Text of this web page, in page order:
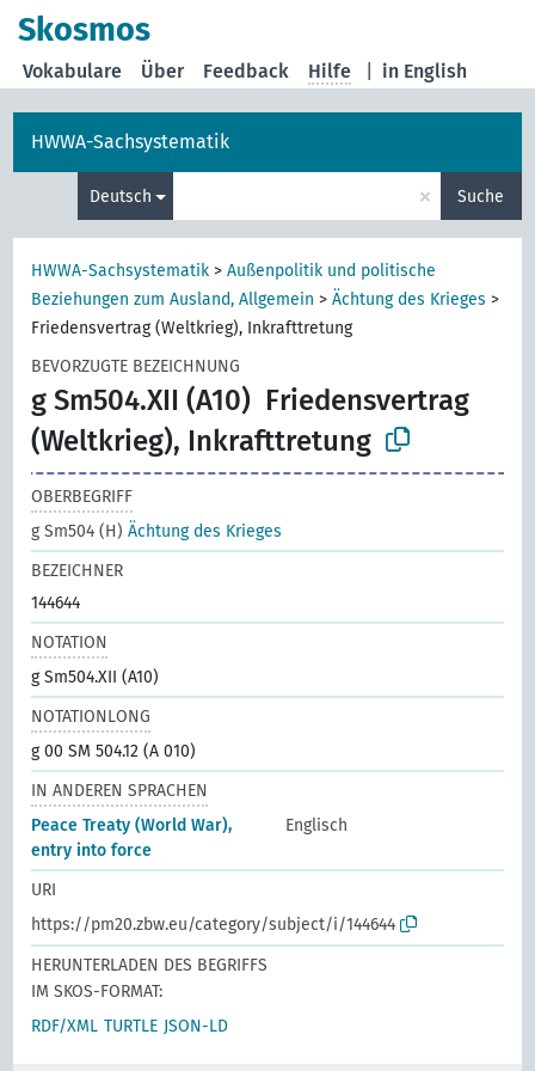
Skosmos
in English
Vokabulare Über Feedback Hilfe
HWWA-Sachsystematik
Deutsch × Suche
HWWA-Sachsystematik >Außenpolitik und politische
Beziehungen zum Ausland, Allgemein >Ächtung des Krieges >
Friedensvertrag (Weltkrieg), Inkrafttretung
BEVORZUGTE BEZEICHNUNG
g Sm504.XII (A10) Friedensvertrag
(Weltkrieg), Inkrafttretung
OBERBEGRIFF
g Sm504 (H)Ächtung des Krieges
BEZEICHNER
144644
NOTATION
g Sm504.XII (A10)
NOTATIONLONG
g 00 SM 504.12 (A 010)
IN ANDEREN SPRACHEN
Peace Treaty (World War),
entry into force
Englisch
URI
https://pm20.zbw.eu/category/subject/i/144644
HERUNTERLADEN DES BEGRIFFS
IM SKOS-FORMAT:
RDF/XML TURTLE JSON-LD